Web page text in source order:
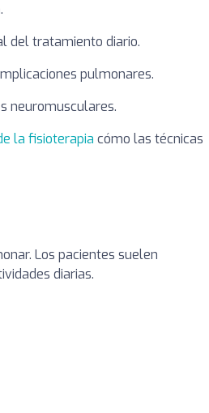
del tratamiento diario.
pulmonares.
neuromusculares.
la fisioterapia cómo las técnicas
Los pacientes suelen
diarias.